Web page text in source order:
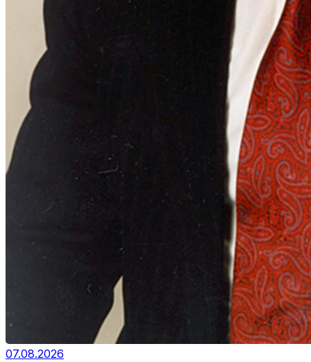
07.08.2026